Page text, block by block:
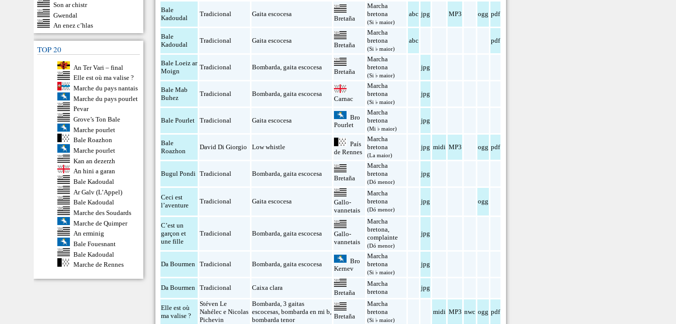
Son ar chistr
Gwendal
An enez c’hlas
TOP 20
An Ter Vari – final
Elle est où ma valise ?
Marche du pays nantais
Marche du pays pourlet
Pevar
Grove’s Ton Bale
Marche pourlet
Bale Roazhon
Marche pourlet
Kan an dezerzh
An hini a garan
Bale Kadoudal
Ar Galv (L’Appel)
Bale Kadoudal
Marche des Soudards
Marche de Quimper
An erminig
Bale Fouesnant
Bale Kadoudal
Marche de Rennes
Bale
Kadoudal
Tradicional Gaita escocesa
Bretaña
Marcha
bretona
(Si ♭ maior)
abc jpg MP3 ogg pdf
Bale
Kadoudal
Tradicional Gaita escocesa
Bretaña
Marcha
bretona
(Si ♭ maior)
abc pdf
Bale Loeiz ar
Moign
Tradicional Bombarda ,gaita escocesa
Bretaña
Marcha
bretona
(Si ♭ maior)
jpg
Bale Mab
Buhez
Tradicional Bombarda ,gaita escocesa
Carnac
Marcha
bretona
(Si ♭ maior)
jpg
Bale Pourlet Tradicional Gaita escocesa
Bro
Pourlet
Marcha
bretona
(Mi ♭ maior)
jpg
Bale
Roazhon
David Di Giorgio Low whistle
País
de Rennes
Marcha
bretona
(La maior)
jpg midi MP3 ogg pdf
Bugul Pondi Tradicional Bombarda ,gaita escocesa
Bretaña
Marcha
bretona
(Dó menor)
jpg
Ceci est
l’aventure
Tradicional Gaita escocesa
Gallo-
vannetais
Marcha
bretona
(Dó menor)
jpg ogg
C’est un
garçon et
une fille
Tradicional Bombarda ,gaita escocesa
Gallo-
vannetais
Marcha
bretona
complainte
(Dó menor)
jpg
Da Bourmen Tradicional Bombarda ,gaita escocesa
Bro
Kernev
Marcha
bretona
(Si ♭ maior)
jpg
Da Bourmen Tradicional Caixa clara
Bretaña
Marcha
bretona
jpg
Elle est où
ma valise ?
Stéven Le
Nahélec e Nicolas
Pichevin
Bombarda ,3 gaitas
escocesas ,bombarda en mi b
bombarda tenor
Bretaña
Marcha
bretona
(Si ♭ maior)
midi MP3 nwc ogg pdf